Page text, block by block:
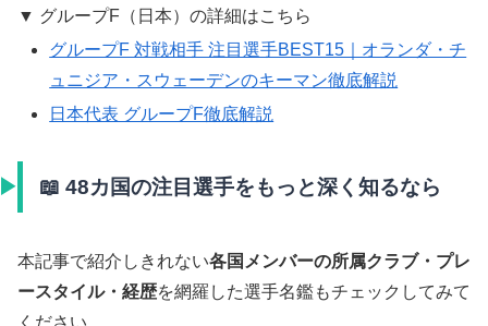
▼ グループF（日本）の詳細はこちら
グループF 対戦相手 注目選手BEST15｜オランダ・チ
ュニジア・スウェーデンのキーマン徹底解説
日本代表 グループF徹底解説
📖 48カ国の注目選手をもっと深く知るなら
本記事で紹介しきれない各国メンバーの所属クラブ・プレ
ースタイル・経歴を網羅した選手名鑑もチェックしてみて